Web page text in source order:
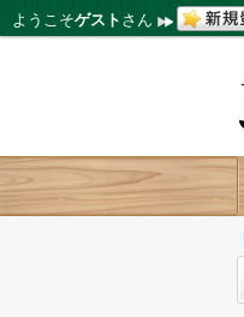
ようこそゲスト さん